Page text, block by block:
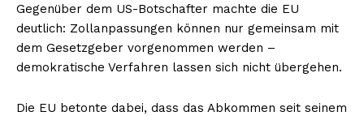
Gegenüber dem US-Botschafter machte die EU
deutlich: Zollanpassungen können nur gemeinsam mit
dem Gesetzgeber vorgenommen werden –
demokratische Verfahren lassen sich nicht übergehen.
Die EU betonte dabei, dass das Abkommen seit seinem